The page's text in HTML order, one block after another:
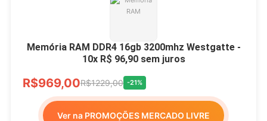
Memória RAM DDR4 16gb 3200mhz Westgatte -
10x R$ 96,90 sem juros
R$969,00R$1229,00 -21%
Ver na PROMOÇÕES MERCADO LIVRE